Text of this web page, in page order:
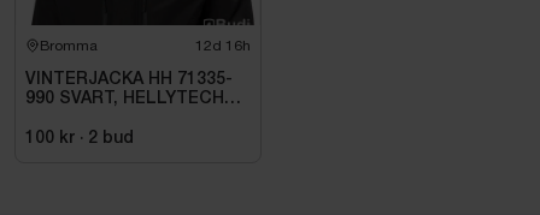
Bromma 12d 16h
VINTERJACKA HH 71335-
990 SVART, HELLYTECH
100 kr · 2 bud